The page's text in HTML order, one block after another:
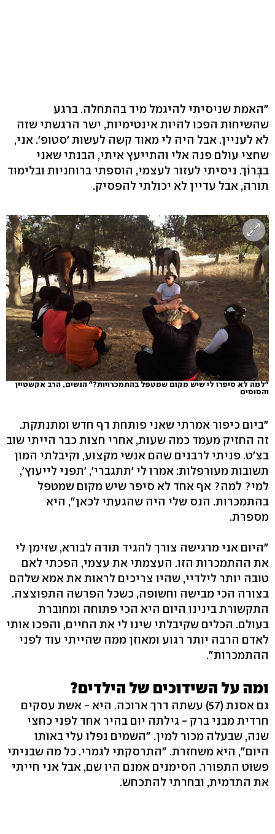
"האמת שניסיתי להיגמל מיד בהתחלה. ברגע
שהשיחות הפכו להיות אינטימיות, ישר הרגשתי שזה
לא לעניין. אבל היה לי מאוד קשה לעשות 'סטופ'. אני,
שחצי עולם פנה אלי והתייעץ איתי, הבנתי שאני
בבְּרוֹך. ניסיתי לעזור לעצמי, הוספתי ברוחניות ובלימוד
תורה, אבל עדיין לא יכולתי להפסיק.
"למה לא סיפרו לי שיש מקום שמטפל בהתמכרויות?" הנשים, הרב אקשטיין
והסוסים
"ביום כיפור אמרתי שאני פותחת דף חדש ומתנתקת.
זה החזיק מעמד כמה שעות, אחרי חצות כבר הייתי שוב
בצ'ט. פניתי לרבנים שהם אנשי מקצוע, וקיבלתי המון
תשובות מעורפלות: אמרו לי 'תתגברי', 'תפני לייעוץ',
למי? למה? אף אחד לא סיפר שיש מקום שמטפל
בהתמכרות. הנס שלי היה שהגעתי לכאן", היא
מספרת.
"היום אני מרגישה צורך להגיד תודה לבורא, שזימן לי
את ההתמכרות הזו. העצמתי את עצמי, הפכתי לאם
טובה יותר לילדיי, שהיו צריכים לראות את אמא שלהם
בצורה הכי מבישה וחשופה, כשכל הפרשה התפוצצה.
התקשורת בינינו היום היא הכי פתוחה ומחוברת
בעולם. הכלים שקיבלתי שינו לי את החיים, והפכו אותי
לאדם הרבה יותר רגוע ומאוזן ממה שהייתי עוד לפני
ההתמכרות".
ומה על השידוכים של הילדים?
גם אסנת (57) עשתה דרך ארוכה. היא - אשת עסקים
חרדית מבני ברק - גילתה יום בהיר אחד לפני כחצי
שנה, שבעלה מכור למין. "השמים נפלו עלי באותו
היום", היא משחזרת. "התרסקתי לגמרי. כל מה שבניתי
פשוט התפורר. הסימנים אמנם היו שם, אבל אני חייתי
את התדמית, ובחרתי להתכחש.